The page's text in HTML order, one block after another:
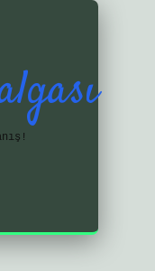
betexper